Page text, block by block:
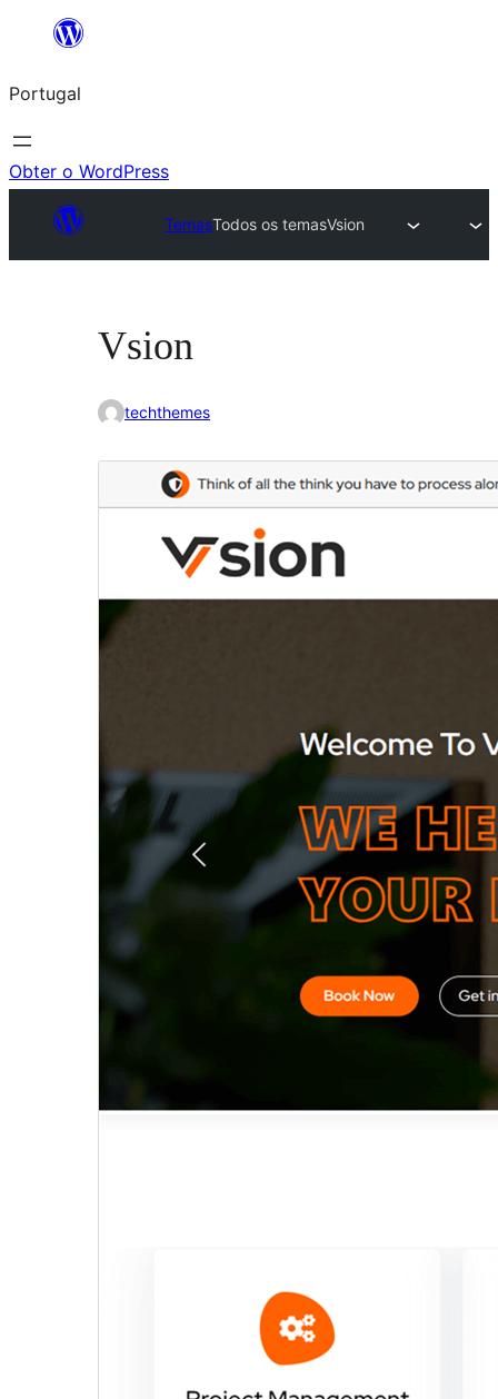
Saltar
o
conteúdo
Portugal
Obter o WordPress
TemasTodos os temasVsion
Vsion
techthemes